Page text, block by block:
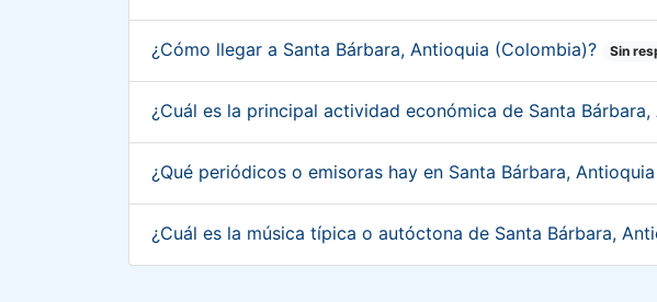
¿Cómo llegar a Santa Bárbara, Antioquia (Colombia)? Sin
¿Cuál es la principal actividad económica de Santa
¿Qué periódicos o emisoras hay en Santa Bárbara,
¿Cuál es la música típica o autóctona de Santa Bárbara,